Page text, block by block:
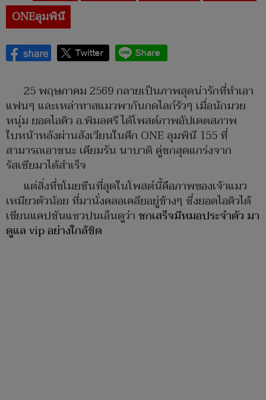
ONEลุมพินี
25 พฤษภาคม 2569 กลายเป็นภาพสุดน่ารักที่ทำเอา
แฟนๆ และเหล่าทาสแมวพากันกดไลก์รัวๆ เมื่อนักมวย
หนุ่ม ยอดไอคิว อ.พิมลศรี ได้โพสต์ภาพอัปเดตสภาพ
ใบหน้าหลังผ่านสังเวียนในศึก ONE ลุมพินี 155 ที่
สามารถเอาชนะ เคียมรัน นาบาติ คู่ชกสุดแกร่งจาก
รัสเซียมาได้สำเร็จ
แต่สิ่งที่ขโมยซีนที่สุดในโพสต์นี้คือภาพของเจ้าแมว
เหมียวตัวน้อย ที่มานั่งคลอเคลียอยู่ข้างๆ ซึ่งยอดไอคิวได้
เขียนแคปชันแซวปนเอ็นดูว่า ชกเสร็จมีหมอประจำตัว มา
ดูแล vip อย่างใกล้ชิด